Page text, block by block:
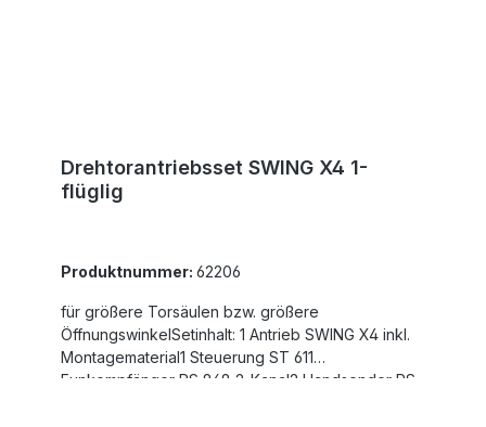
Drehtorantriebsset SWING X4 1-
flüglig
Produktnummer: 62206
für größere Torsäulen bzw. größere
ÖffnungswinkelSetinhalt: 1 Antrieb SWING X4 inkl.
Montagematerial1 Steuerung ST 611
Funkempfänger RS 868 2-Kanal2 Handsender RS